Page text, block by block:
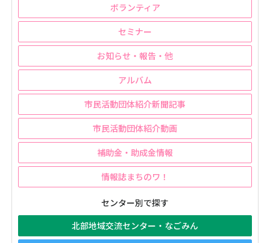
ボランティア
セミナー
お知らせ・報告・他
アルバム
市民活動団体紹介新聞記事
市民活動団体紹介動画
補助金・助成金情報
情報誌まちのワ！
センター別で探す
北部地域交流センター・なごみん